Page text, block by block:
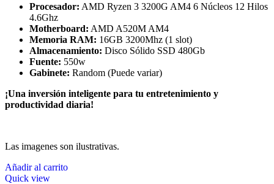
Procesador: AMD Ryzen 3 3200G AM4 6 Núcleos 12 Hilos
4.6Ghz
Motherboard: AMD A520M AM4
Memoria RAM: 16GB 3200Mhz (1 slot)
Almacenamiento: Disco Sólido SSD 480Gb
Fuente: 550w
Gabinete: Random (Puede variar)
¡Una inversión inteligente para tu entretenimiento y
productividad diaria!
Las imagenes son ilustrativas.
Añadir al carrito
Quick view